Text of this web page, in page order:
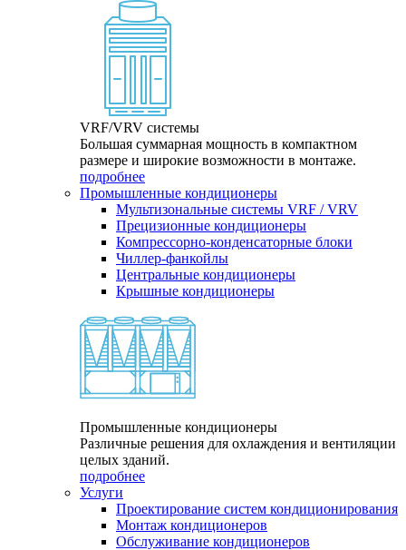
VRF/VRV системы
Большая суммарная мощность в компактном
размере и широкие возможности в монтаже.
подробнее
Промышленные кондиционеры
Мультизональные системы VRF / VRV
Прецизионные кондиционеры
Компрессорно-конденсаторные блоки
Чиллер-фанкойлы
Центральные кондиционеры
Крышные кондиционеры
Промышленные кондиционеры
Различные решения для охлаждения и вентиляции
целых зданий.
подробнее
Услуги
Проектирование систем кондиционирования
Монтаж кондиционеров
Обслуживание кондиционеров